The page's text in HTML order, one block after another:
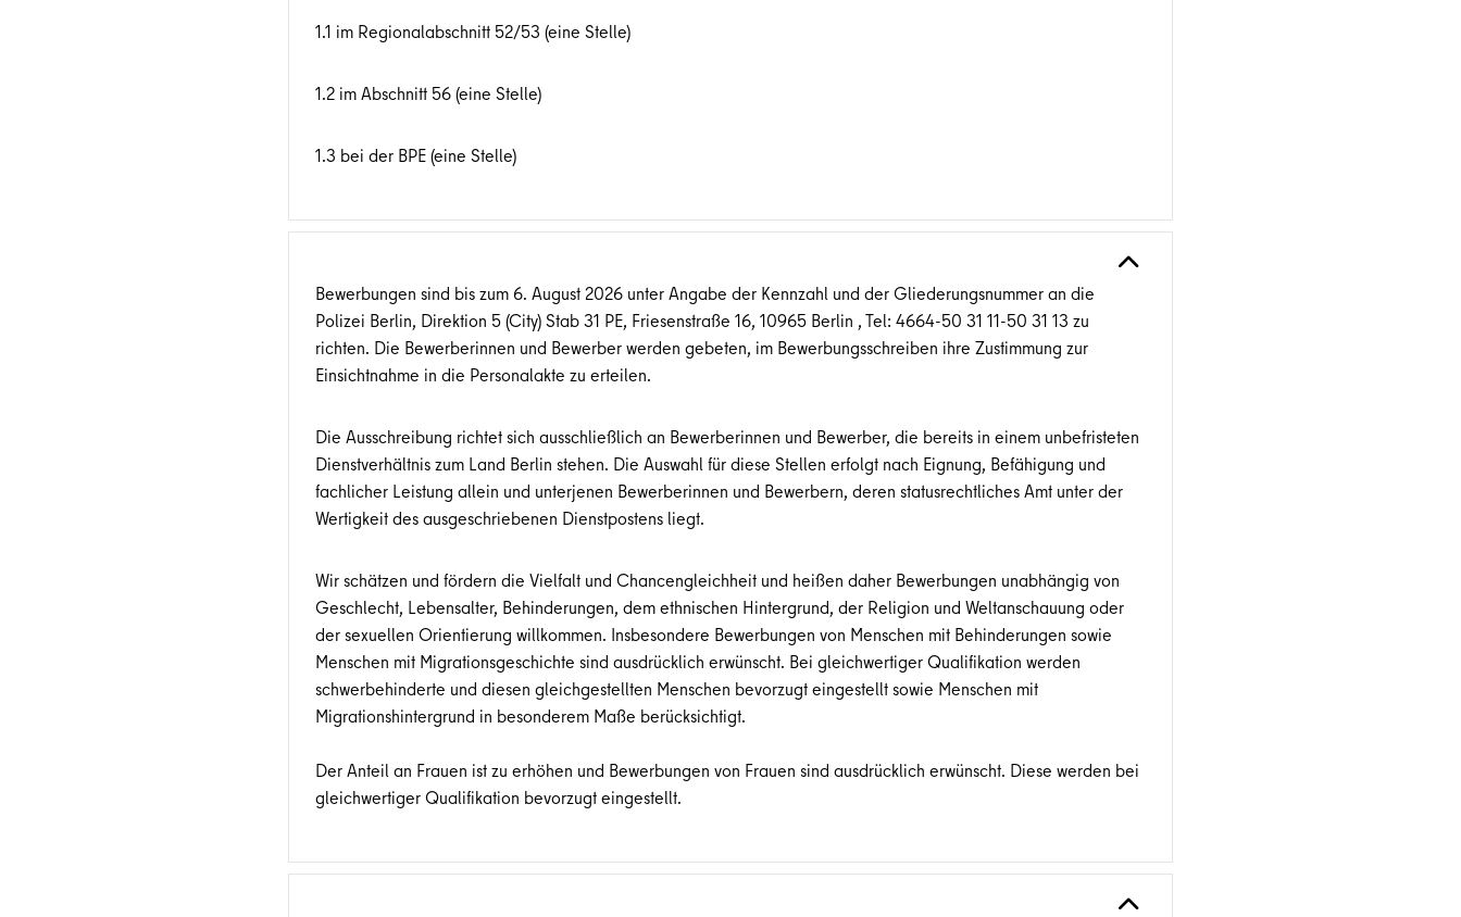
1.1 im Regionalabschnitt 52/53 (eine Stelle)
1.2 im Abschnitt 56 (eine Stelle)
1.3 bei der BPE (eine Stelle)
Bewerbungen sind bis zum 6. August 2026 unter Angabe der Kennzahl und der Gliederungsnummer an die
Polizei Berlin, Direktion 5 (City) Stab 31 PE, Friesenstraße 16, 10965 Berlin , Tel: 4664-50 31 11-50 31 13 zu
richten. Die Bewerberinnen und Bewerber werden gebeten, im Bewerbungsschreiben ihre Zustimmung zur
Einsichtnahme in die Personalakte zu erteilen.
Die Ausschreibung richtet sich ausschließlich an Bewerberinnen und Bewerber, die bereits in einem unbefristeten
Dienstverhältnis zum Land Berlin stehen. Die Auswahl für diese Stellen erfolgt nach Eignung, Befähigung und
fachlicher Leistung allein und unterjenen Bewerberinnen und Bewerbern, deren statusrechtliches Amt unter der
Wertigkeit des ausgeschriebenen Dienstpostens liegt.
Wir schätzen und fördern die Vielfalt und Chancengleichheit und heißen daher Bewerbungen unabhängig von
Geschlecht, Lebensalter, Behinderungen, dem ethnischen Hintergrund, der Religion und Weltanschauung oder
der sexuellen Orientierung willkommen. Insbesondere Bewerbungen von Menschen mit Behinderungen sowie
Menschen mit Migrationsgeschichte sind ausdrücklich erwünscht. Bei gleichwertiger Qualifikation werden
schwerbehinderte und diesen gleichgestellten Menschen bevorzugt eingestellt sowie Menschen mit
Migrationshintergrund in besonderem Maße berücksichtigt.
Der Anteil an Frauen ist zu erhöhen und Bewerbungen von Frauen sind ausdrücklich erwünscht. Diese werden bei
gleichwertiger Qualifikation bevorzugt eingestellt.